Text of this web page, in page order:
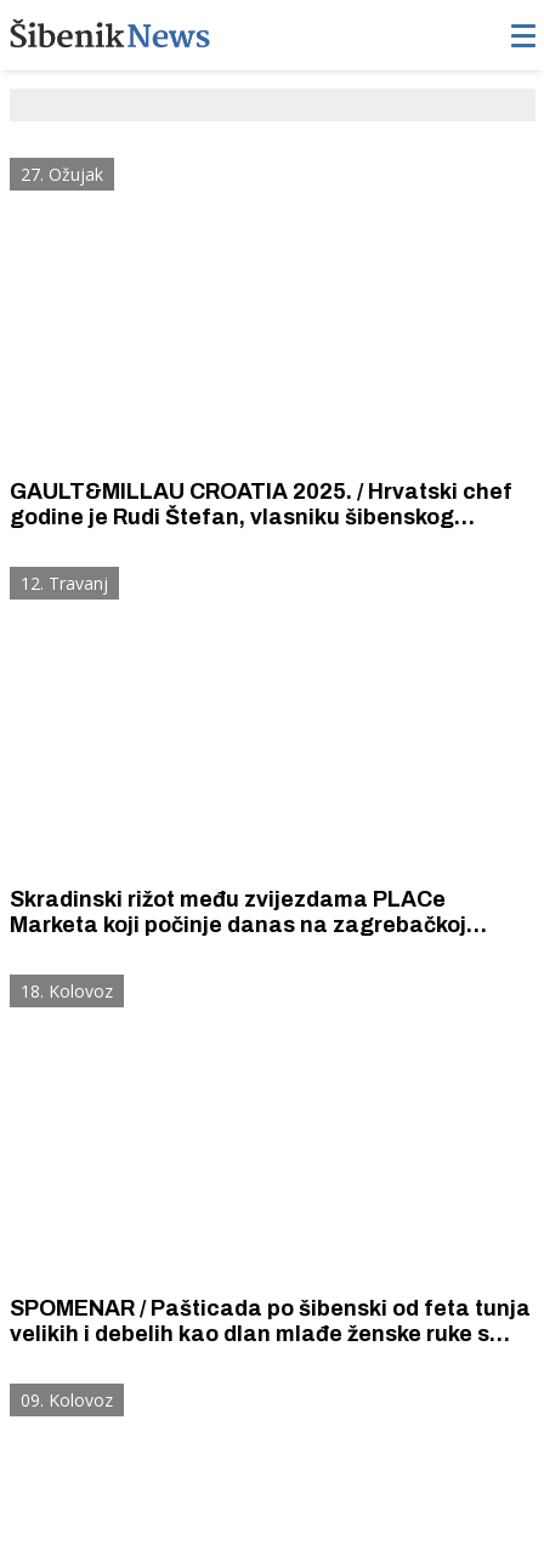
27. Ožujak
GAULT&MILLAU CROATIA 2025. / Hrvatski chef
godine je Rudi Štefan, vlasniku šibenskog
12. Travanj
Skradinski rižot među zvijezdama PLACe
Marketa koji počinje danas na zagrebačkoj
18. Kolovoz
SPOMENAR / Pašticada po šibenski od feta tunja
velikih i debelih kao dlan mlađe ženske ruke s
maraštinom skupljom od suha zlata.
09. Kolovoz